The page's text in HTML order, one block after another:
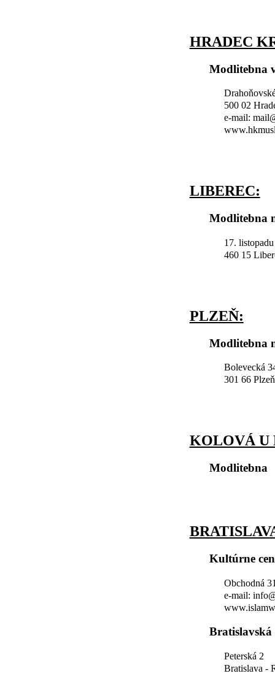
HRADEC
Modlitebna
500 02
e-mail:
LIBEREC:
Modlitebna
17.
460 15
PLZEŇ:
Modlitebna
Bolevecká
301 66 Plzeň
KOLOVÁ U
Modlitebna
Kultúrne
Obchodná
e-mail:
Peterská 2
Bratislava -